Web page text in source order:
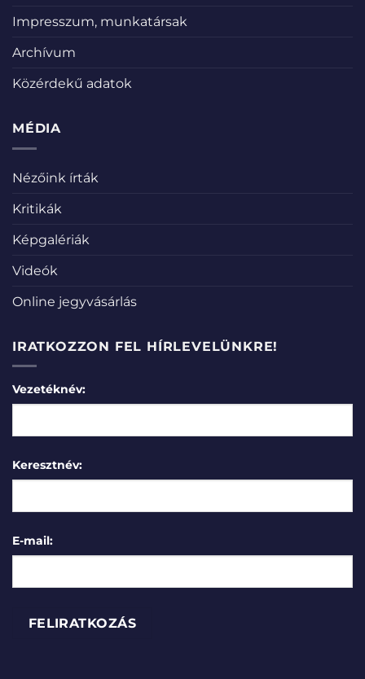
Impresszum, munkatársak
Archívum
Közérdekű adatok
MÉDIA
Nézőink írták
Kritikák
Képgalériák
Videók
Online jegyvásárlás
IRATKOZZON FEL HÍRLEVELÜNKRE!
Vezetéknév:
Keresztnév:
E-mail: